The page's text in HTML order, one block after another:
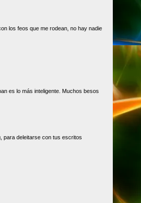
los feos que me rodean, no hay nadie
es lo más inteligente. Muchos besos
para deleitarse con tus escritos